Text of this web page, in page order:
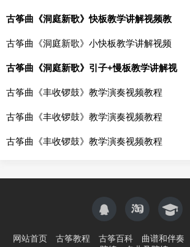
古筝曲《洞庭新歌》快板教学讲解视频教
古筝曲《洞庭新歌》小快板教学讲解视频
古筝曲《洞庭新歌》引子+慢板教学讲解视
古筝曲《丰收锣鼓》教学演奏视频教程
古筝曲《丰收锣鼓》教学演奏视频教程
古筝曲《丰收锣鼓》教学演奏视频教程
网站首页 古筝教程 古筝百科 曲谱和伴奏